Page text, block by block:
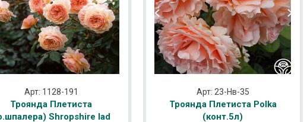
Арт: 1128-191
Троянда Плетиста
Shropshire lad
Арт: 23-Нв-35
Троянда Плетиста Polka
(конт.5л)